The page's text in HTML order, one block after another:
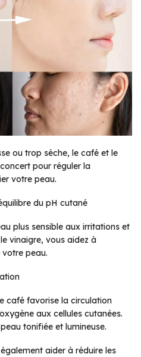
ou trop sèche, le café et le
pour réguler la
votre peau.
du pH cutané
plus sensible aux irritations et
vinaigre, vous aidez à
votre peau.
café favorise la circulation
aux cellules cutanées.
tonifiée et lumineuse.
aider à réduire les